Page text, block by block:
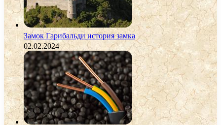
Замок Гарибальди история замка
02.02.2024